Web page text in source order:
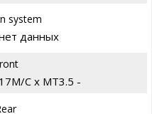
system
данных
17M/C x MT3.5 -